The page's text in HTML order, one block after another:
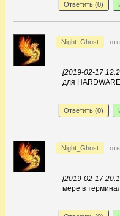
Ответить (0)
Night_Ghost :
[2019-02-17
для
Ответить (0)
Night_Ghost :
[2019-02-17
мере в